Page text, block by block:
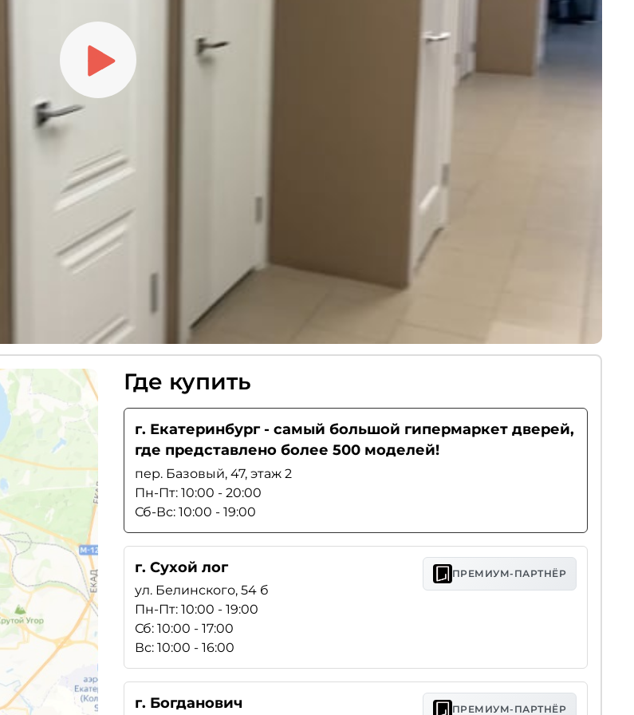
Где купить
г. Екатеринбург - самый большой гипермаркет дверей,
где представлено более 500 моделей!
пер. Базовый, 47, этаж 2
Пн-Пт: 10:00 - 20:00
Сб-Вс: 10:00 - 19:00
г. Сухой лог
ул. Белинского, 54 б
Пн-Пт: 10:00 - 19:00
Сб: 10:00 - 17:00
Вс: 10:00 - 16:00
ПРЕМИУМ-ПАРТНЁР
г. Богданович ПРЕМИУМ-ПАРТНЁР